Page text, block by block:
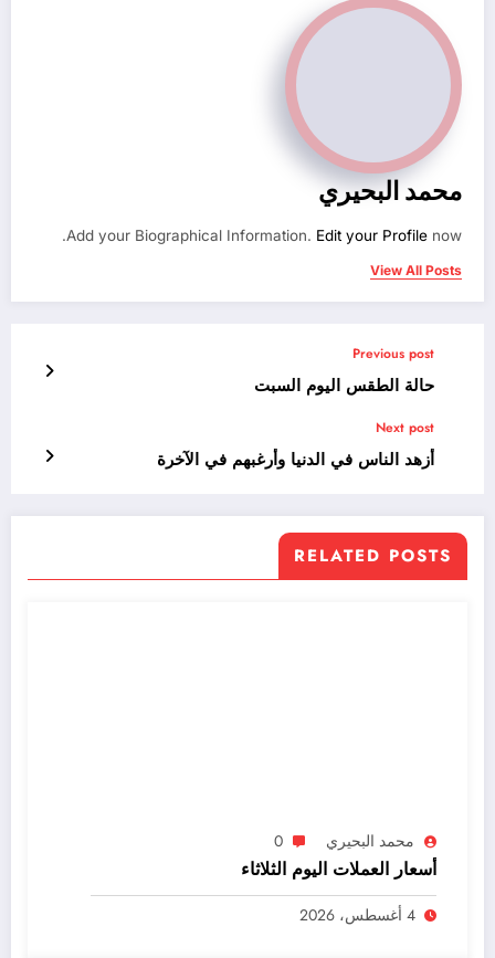
محمد البحيري
Add your Biographical Information. Edit your Profile now.
View All Posts
Previous post
حالة الطقس اليوم السبت
Next post
أزهد الناس في الدنيا وأرغبهم في الآخرة
RELATED POSTS
محمد البحيري 0
أسعار العملات اليوم الثلاثاء
4 أغسطس، 2026